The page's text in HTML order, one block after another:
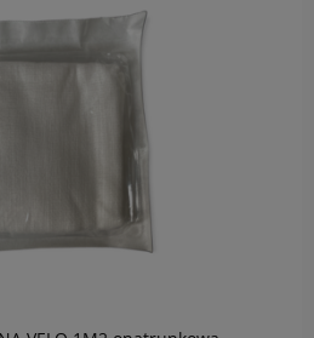
do koszyka